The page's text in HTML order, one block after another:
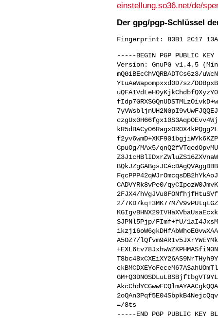
einstellung.so36.net/de/
Der gpg/pgp-Schlüssel
-----BEGIN PGP PUBLIC
Version: GnuPG v1.4.5
mQGiBEcChVQRBADTCs6z3/
YtuAeWapompxxd0D7sz/
CpuOg/MAx5/
CADVYRk8vPe0/
2FJX4/
2/7KD7kq+3MK77M/
SJPNl5Pjp/FImf+fU/
A5OZ7/
=/8ts